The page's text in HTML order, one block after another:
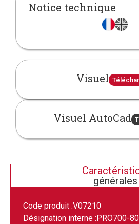
Notice technique
Visuel
Visuel AutoCad
générales
Code produit :V07210
Désignation interne : PRO700-